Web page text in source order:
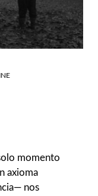
momento
axioma
nos